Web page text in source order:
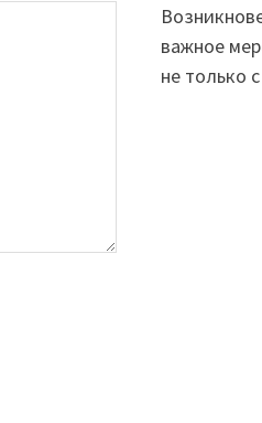
важное
не только с